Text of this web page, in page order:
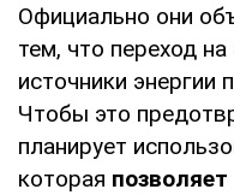
Официально они
тем, что переход
источники энергии
Чтобы это
планирует
которая